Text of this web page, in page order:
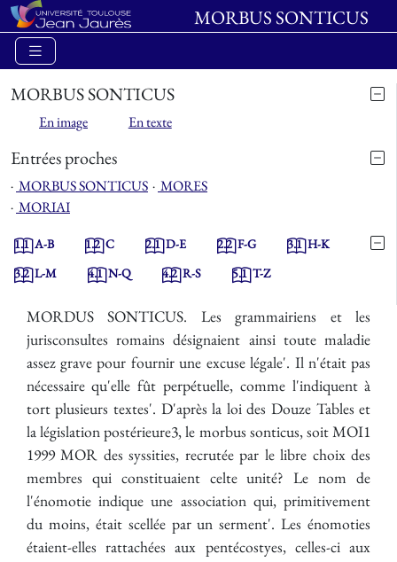
MORBUS SONTICUS
MORBUS SONTICUS
En image En texte
Entrées proches
⋅ MORBUS SONTICUS ⋅ MORES
⋅ MORIAI
1.1A-B 1.2C 2.1D-E 2.2F-G 3.1H-K
3.2L-M 4.1N-Q 4.2R-S 5.1T-Z
MORDUS SONTICUS. Les grammairiens et les
jurisconsultes romains désignaient ainsi toute maladie
assez grave pour fournir une excuse légale'. Il n'était pas
nécessaire qu'elle fût perpétuelle, comme l'indiquent à
tort plusieurs textes'. D'après la loi des Douze Tables et
la législation postérieure3, le morbus sonticus, soit MOI1
1999 MOR des syssities, recrutée par le libre choix des
membres qui constituaient celte unité? Le nom de
l'énomotie indique une association qui, primitivement
du moins, était scellée par un serment'. Les énomoties
étaient-elles rattachées aux pentécostyes, celles-ci aux